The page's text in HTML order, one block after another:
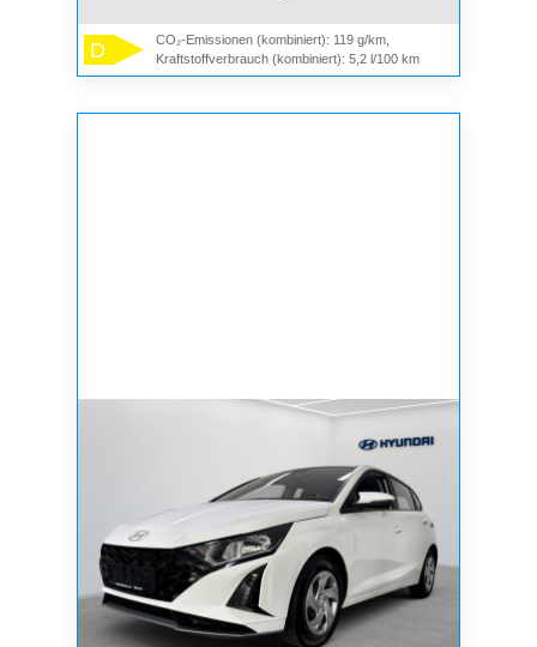
D
CO₂-Emissionen (kombiniert): 119 g/km,
Kraftstoffverbrauch (kombiniert): 5,2 l/100 km